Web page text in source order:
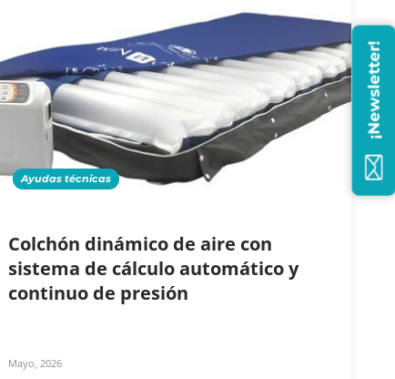
Ayudas técnicas
Colchón dinámico de aire con
sistema de cálculo automático y
continuo de presión
Mayo, 2026
¡Newsletter!